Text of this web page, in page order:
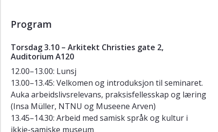
Leiing,
organisering
medverknad
Kontaktinformasjon
Program
Torsdag 3.10 – Arkitekt Christies gate 2,
Auditorium A120
12.00–13.00: Lunsj
13.00–13.45: Velkomen og introduksjon til seminaret.
Auka arbeidslivsrelevans, praksisfellesskap og læring
(Insa Müller, NTNU og Museene Arven)
13.45–14.30: Arbeid med samisk språk og kultur i
ikkje-samiske museum